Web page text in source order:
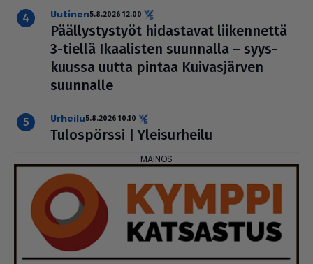
uutinen5.8.2026 12.00
Pääl­lys­tys­työt hidas­ta­vat lii­ken­nettä
3-tiellä Ikaa­lis­ten suunnalla – syys­
kuussa uutta pintaa Kui­vas­jär­ven
suunnalle
urheilu5.8.2026 10.10
Tulos­pörssi | Ylei­sur­heilu